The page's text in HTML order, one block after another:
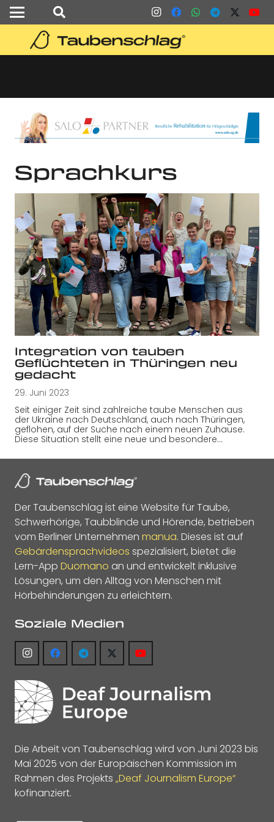
Sprachkurs
Integration von tauben
Geflüchteten in Thüringen neu
gedacht
29. Juni 2023
Seit einiger Zeit sind zahlreiche taube Menschen aus
der Ukraine nach Deutschland, auch nach Thüringen,
geflohen, auf der Suche nach einem neuen Zuhause.
Diese Situation stellt eine neue und besondere…
Der Taubenschlag ist eine Website für Taube,
Schwerhörige, Taubblinde und Hörende, betrieben
vom Berliner Unternehmen manua. Dieses ist auf
Gebärdensprachvideos spezialisiert, bietet die
Lern-App Duomano an und entwickelt inklusive
Lösungen, um den Alltag von Menschen mit
Hörbehinderungen zu erleichtern.
Soziale Medien
Die Arbeit von Taubenschlag wird von Juni 2023 bis
Mai 2025 von der Europäischen Kommission im
Rahmen des Projekts „Deaf Journalism Europe“
kofinanziert.